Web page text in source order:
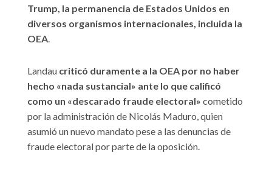
Trump, la permanencia de Estados Unidos en
diversos organismos internacionales, incluida la
OEA.
Landau criticó duramente a la OEA por no haber
hecho «nada sustancial» ante lo que calificó
como un «descarado fraude electoral» cometido
por la administración de Nicolás Maduro, quien
asumió un nuevo mandato pese a las denuncias de
fraude electoral por parte de la oposición.